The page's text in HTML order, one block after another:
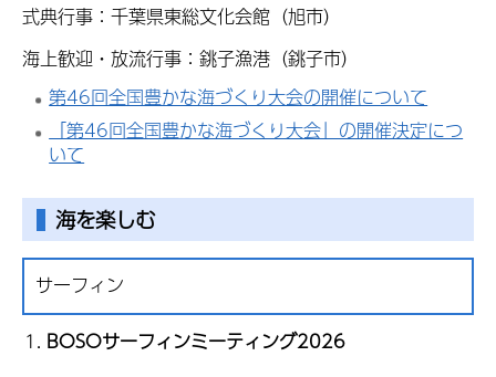
式典行事：千葉県東総文化会館（旭市）
海上歓迎・放流行事：銚子漁港（銚子市）
第46回全国豊かな海づくり大会の開催について
「第46回全国豊かな海づくり大会」の開催決定につ
いて
海を楽しむ
サーフィン
BOSOサーフィンミーティング2026